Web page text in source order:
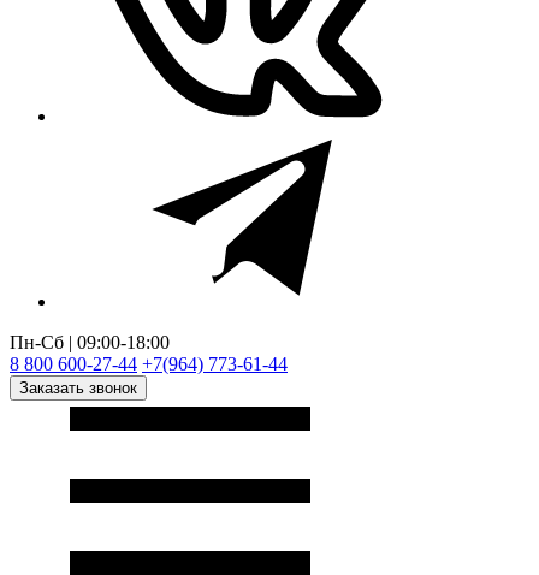
Пн-Сб | 09:00-18:00
8 800 600-27-44 +7(964) 773-61-44
Заказать звонок